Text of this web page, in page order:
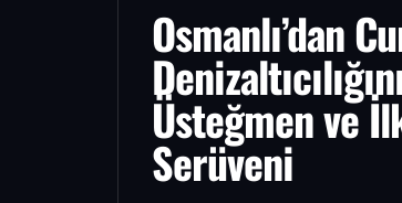
Osmanlı’dan
Üsteğmen ve
Serüveni